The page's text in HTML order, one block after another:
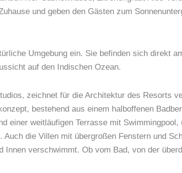
und geben den Gästen zum
Umgebung ein. Sie befinden sich direkt
auf den Indischen Ozean.
zeichnet für die Architektur des Resorts
bestehend aus einem halboffenen
einer weitläufigen Terrasse mit Swimmingpool,
die Villen mit übergroßen Fenstern und
verschwimmt. Ob vom Bad, von der